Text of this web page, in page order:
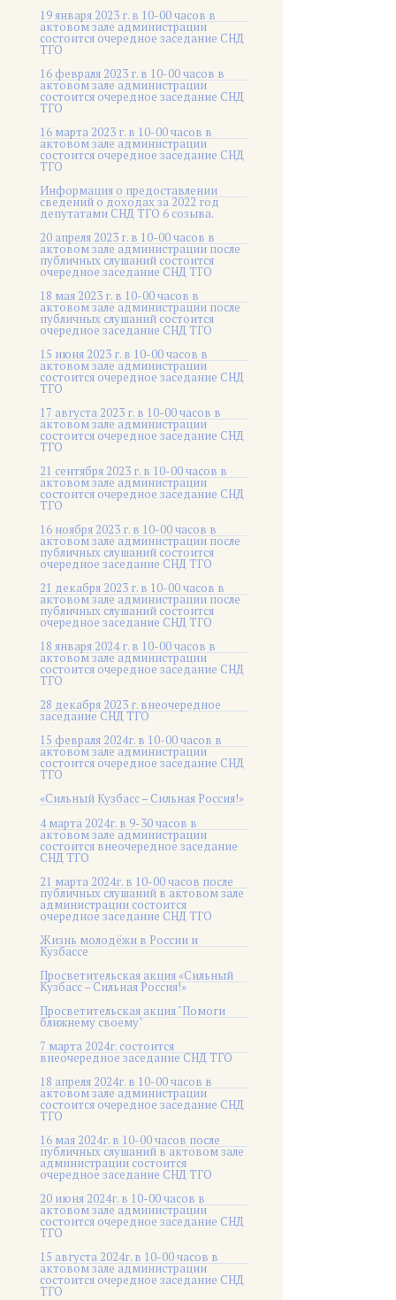
19 января 2023 г. в 10-00 часов в
актовом зале администрации
состоится очередное заседание СНД
ТГО
16 февраля 2023 г. в 10-00 часов в
актовом зале администрации
состоится очередное заседание СНД
ТГО
16 марта 2023 г. в 10-00 часов в
актовом зале администрации
состоится очередное заседание СНД
ТГО
Информация о предоставлении
сведений о доходах за 2022 год
депутатами СНД ТГО 6 созыва.
20 апреля 2023 г. в 10-00 часов в
актовом зале администрации после
публичных слушаний состоится
очередное заседание СНД ТГО
18 мая 2023 г. в 10-00 часов в
актовом зале администрации после
публичных слушаний состоится
очередное заседание СНД ТГО
15 июня 2023 г. в 10-00 часов в
актовом зале администрации
состоится очередное заседание СНД
ТГО
17 августа 2023 г. в 10-00 часов в
актовом зале администрации
состоится очередное заседание СНД
ТГО
21 сентября 2023 г. в 10-00 часов в
актовом зале администрации
состоится очередное заседание СНД
ТГО
16 ноября 2023 г. в 10-00 часов в
актовом зале администрации после
публичных слушаний состоится
очередное заседание СНД ТГО
21 декабря 2023 г. в 10-00 часов в
актовом зале администрации после
публичных слушаний состоится
очередное заседание СНД ТГО
18 января 2024 г. в 10-00 часов в
актовом зале администрации
состоится очередное заседание СНД
ТГО
28 декабря 2023 г. внеочередное
заседание СНД ТГО
15 февраля 2024г. в 10-00 часов в
актовом зале администрации
состоится очередное заседание СНД
ТГО
«Сильный Кузбасс – Сильная Россия!»
4 марта 2024г. в 9-30 часов в
актовом зале администрации
состоится внеочередное заседание
СНД ТГО
21 марта 2024г. в 10-00 часов после
публичных слушаний в актовом зале
администрации состоится
очередное заседание СНД ТГО
Жизнь молодёжи в России и
Кузбассе
Просветительская акция «Сильный
Кузбасс – Сильная Россия!»
Просветительская акция "Помоги
ближнему своему"
7 марта 2024г. состоится
внеочередное заседание СНД ТГО
18 апреля 2024г. в 10-00 часов в
актовом зале администрации
состоится очередное заседание СНД
ТГО
16 мая 2024г. в 10-00 часов после
публичных слушаний в актовом зале
администрации состоится
очередное заседание СНД ТГО
20 июня 2024г. в 10-00 часов в
актовом зале администрации
состоится очередное заседание СНД
ТГО
15 августа 2024г. в 10-00 часов в
актовом зале администрации
состоится очередное заседание СНД
ТГО